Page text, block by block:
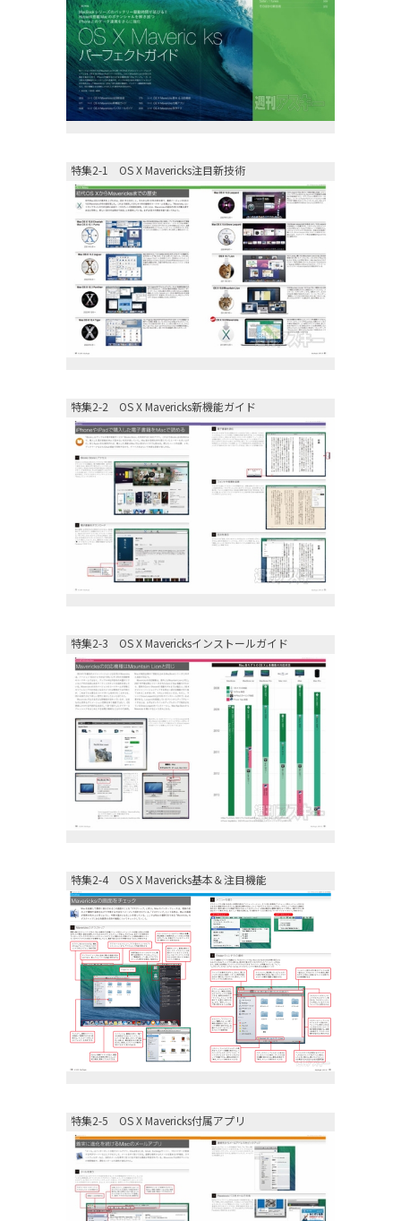
特集2-1 OS X Mavericks注目新技術
特集2-2 OS X Mavericks新機能ガイド
特集2-3 OS X Mavericksインストールガイド
特集2-4 OS X Mavericks基本＆注目機能
特集2-5 OS X Mavericks付属アプリ